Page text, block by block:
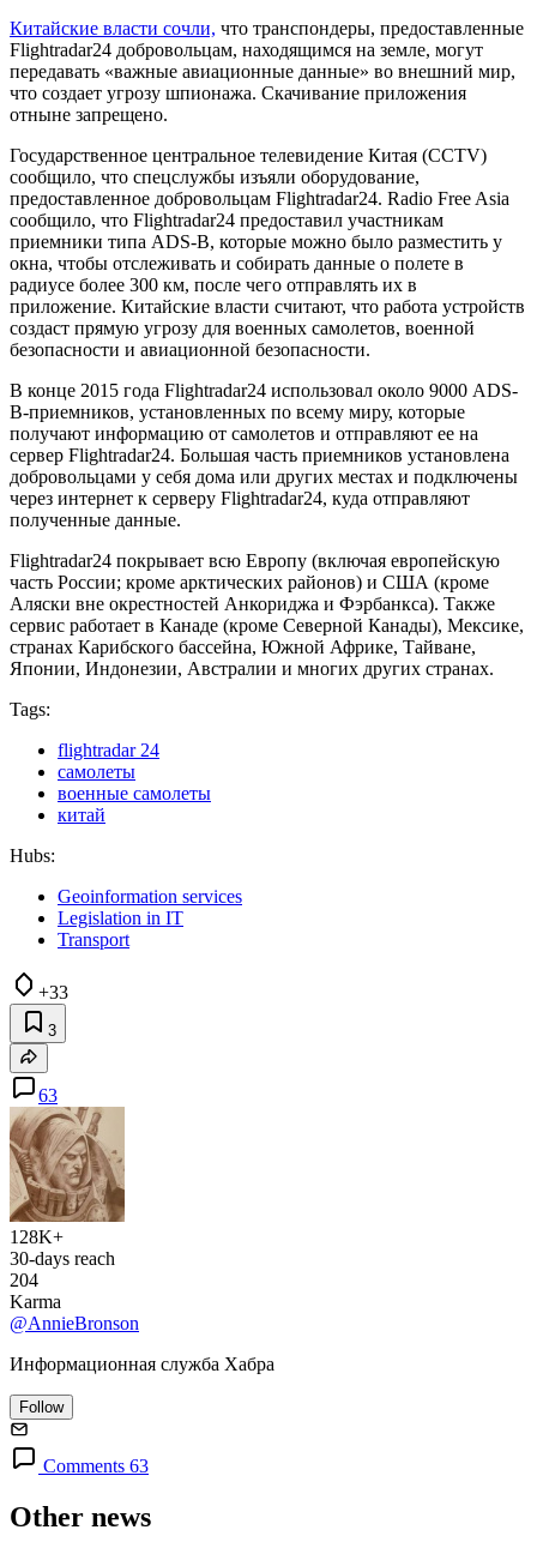
Китайские власти сочли, что транспондеры, предоставленные
Flightradar24 добровольцам, находящимся на земле, могут
передавать «важные авиационные данные» во внешний мир,
что создает угрозу шпионажа. Скачивание приложения
отныне запрещено.
Государственное центральное телевидение Китая (CCTV)
сообщило, что спецслужбы изъяли оборудование,
предоставленное добровольцам Flightradar24. Radio Free Asia
сообщило, что Flightradar24 предоставил участникам
приемники типа ADS-B, которые можно было разместить у
окна, чтобы отслеживать и собирать данные о полете в
радиусе более 300 км, после чего отправлять их в
приложение. Китайские власти считают, что работа устройств
создаст прямую угрозу для военных самолетов, военной
безопасности и авиационной безопасности.
В конце 2015 года Flightradar24 использовал около 9000 ADS-
B-приемников, установленных по всему миру, которые
получают информацию от самолетов и отправляют ее на
сервер Flightradar24. Большая часть приемников установлена
добровольцами у себя дома или других местах и подключены
через интернет к серверу Flightradar24, куда отправляют
полученные данные.
Flightradar24 покрывает всю Европу (включая европейскую
часть России; кроме арктических районов) и США (кроме
Аляски вне окрестностей Анкориджа и Фэрбанкса). Также
сервис работает в Канаде (кроме Северной Канады), Мексике,
странах Карибского бассейна, Южной Африке, Тайване,
Японии, Индонезии, Австралии и многих других странах.
Tags:
flightradar 24
самолеты
военные самолеты
китай
Hubs:
Geoinformation services
Legislation in IT
Transport
+33
3
63
128K+
30-days reach
204
Karma
@AnnieBronson
Информационная служба Хабра
Follow
Comments 63
Other news